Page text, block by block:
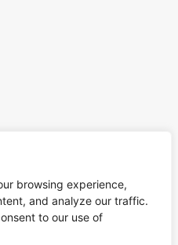
browsing experience,
and analyze our traffic.
to our use of